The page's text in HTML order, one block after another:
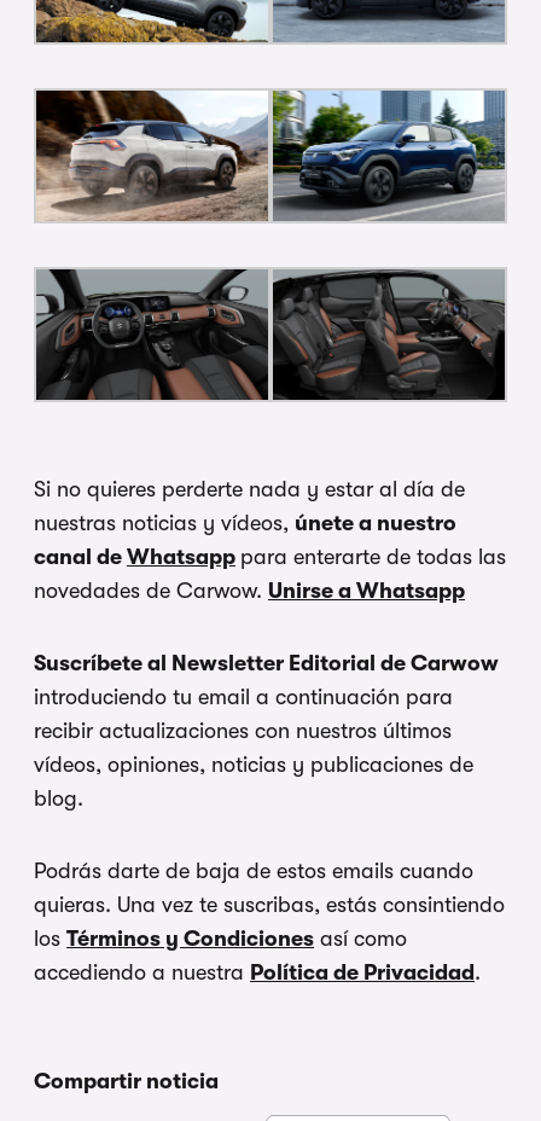
Si no quieres perderte nada y estar al día de
nuestras noticias y vídeos, únete a nuestro
canal de Whatsapp para enterarte de todas las
novedades de Carwow. Unirse a Whatsapp
Suscríbete al Newsletter Editorial de Carwow
introduciendo tu email a continuación para
recibir actualizaciones con nuestros últimos
vídeos, opiniones, noticias y publicaciones de
blog.
Podrás darte de baja de estos emails cuando
quieras. Una vez te suscribas, estás consintiendo
los Términos y Condiciones así como
accediendo a nuestra Política de Privacidad .
Compartir noticia